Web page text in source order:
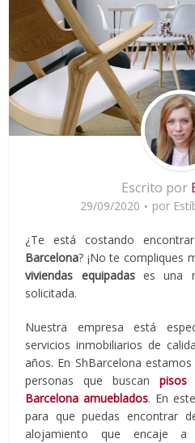
Escrito por
29/09/2020 por
¿Te está costando
Barcelona? ¡No te compliques
viviendas equipadas es una
solicitada.
Nuestra empresa está
servicios inmobiliarios de
años. En ShBarcelona
personas que buscan
Barcelona amueblados. En
para que puedas encontrar
alojamiento que encaje